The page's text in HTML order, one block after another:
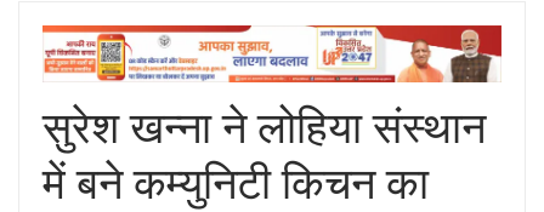
सुरेश खन्‍ना ने लोहिया संस्‍थान
में बने कम्युनिटी किचन का